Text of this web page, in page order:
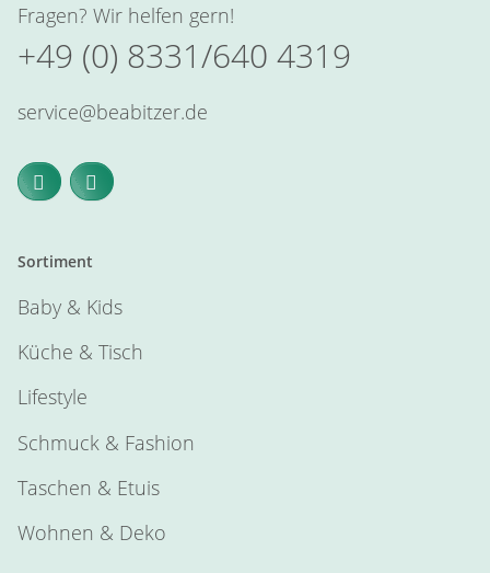
Fragen? Wir helfen gern!
+49 (0) 8331/640 4319
service@beabitzer.de
Sortiment
Baby & Kids
Küche & Tisch
Lifestyle
Schmuck & Fashion
Taschen & Etuis
Wohnen & Deko